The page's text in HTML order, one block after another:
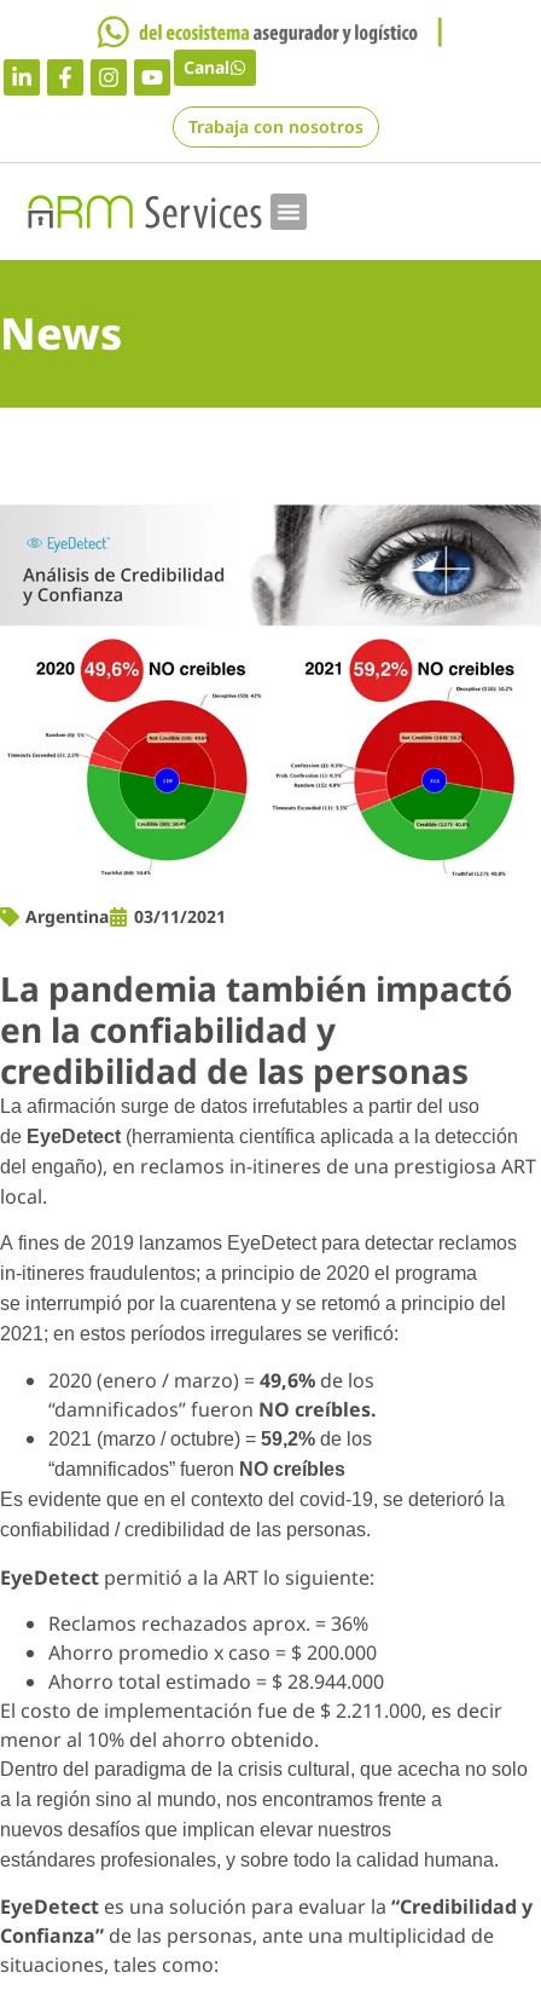
Canal
Trabaja con nosotros
News
Argentina 03/11/2021
La pandemia también impactó
en la confiabilidad y
credibilidad de las personas
La afirmación surge de datos irrefutables a partir del uso
de EyeDetect (herramienta científica aplicada a la detección
del engaño), en reclamos in-itineres de una prestigiosa ART
local.
A fines de 2019 lanzamos EyeDetect para detectar reclamos
in-itineres fraudulentos; a principio de 2020 el programa
se interrumpió por la cuarentena y se retomó a principio del
2021; en estos períodos irregulares se verificó:
2020 (enero / marzo) =49,6% de los
“damnificados” fueron NO creíbles.
2021 (marzo / octubre) = 59,2% de los
“damnificados” fueron NO creíbles
Es evidente que en el contexto del covid-19, se deterioró la
confiabilidad / credibilidad de las personas.
EyeDetect permitió a la ART lo siguiente:
Reclamos rechazados aprox. = 36%
Ahorro promedio x caso = $ 200.000
Ahorro total estimado = $ 28.944.000
El costo de implementación fue de $ 2.211.000, es decir
menor al 10% del ahorro obtenido.
Dentro del paradigma de la crisis cultural, que acecha no solo
a la región sino al mundo, nos encontramos frente a
nuevos desafíos que implican elevar nuestros
estándares profesionales, y sobre todo la calidad humana.
EyeDetect es una solución para evaluar la “Credibilidad y
Confianza” de las personas, ante una multiplicidad de
situaciones, tales como: